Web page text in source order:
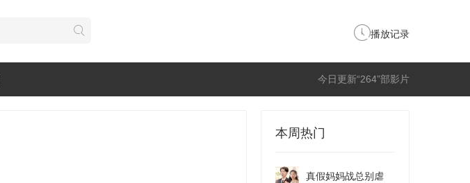
播放记录
今日更新“264”部影片
本周热门
真假妈妈战总别虐